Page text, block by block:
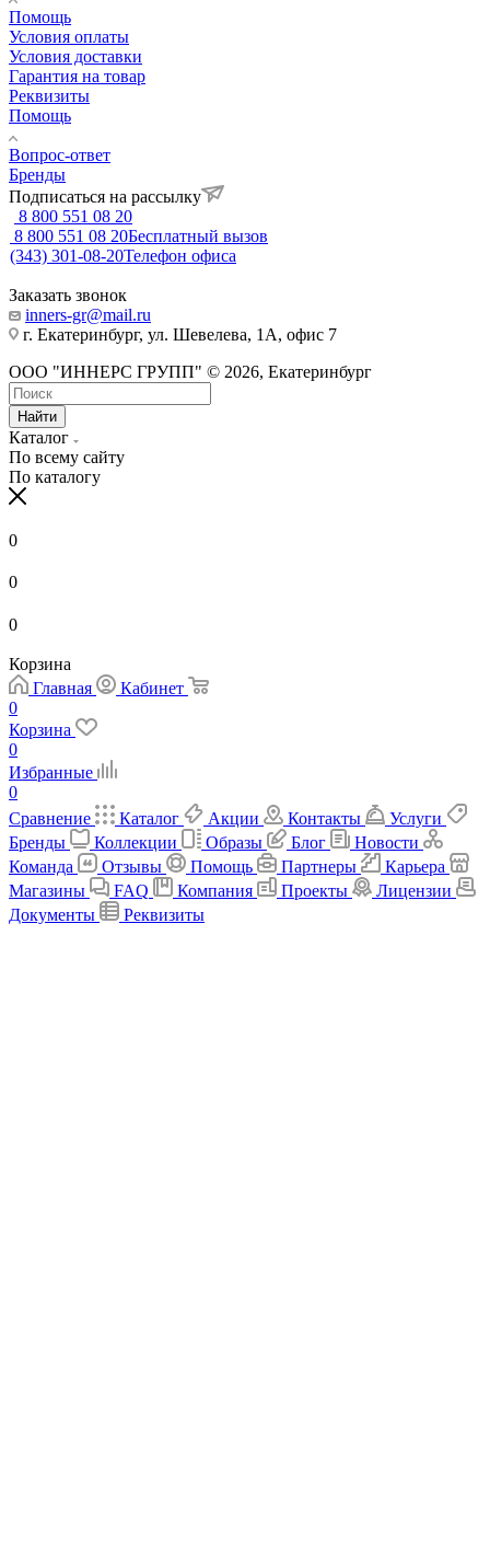
Помощь
Условия оплаты
Условия доставки
Гарантия на товар
Реквизиты
Помощь
Вопрос-ответ
Бренды
Подписаться на рассылку
8 800 551 08 20
8 800 551 08 20Бесплатный вызов
(343) 301-08-20Телефон офиса
Заказать звонок
inners-gr@mail.ru
г. Екатеринбург, ул. Шевелева, 1А, офис 7
ООО "ИННЕРС ГРУПП" © 2026, Екатеринбург
Найти
Каталог
По всему сайту
По каталогу
0
0
0
Корзина
Главная
Кабинет
0
Корзина
0
Избранные
0
Сравнение
Каталог Акции Контакты
Услуги
Бренды
Коллекции Образы Блог
Новости
Команда
Отзывы Помощь Партнеры
Карьера
Магазины
FAQ Компания Проекты
Лицензии
Документы
Реквизиты